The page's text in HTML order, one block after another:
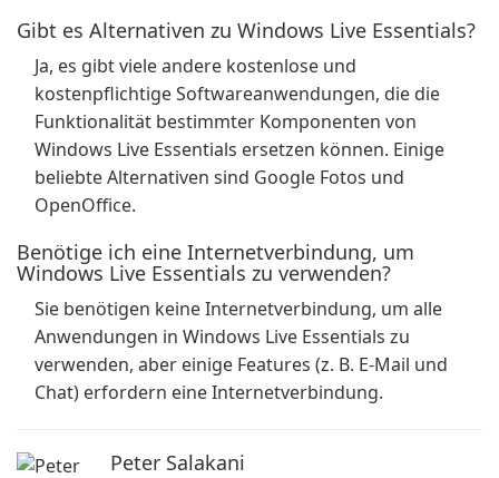
Gibt es Alternativen zu Windows Live Essentials?
Ja, es gibt viele andere kostenlose und
kostenpflichtige Softwareanwendungen, die die
Funktionalität bestimmter Komponenten von
Windows Live Essentials ersetzen können. Einige
beliebte Alternativen sind Google Fotos und
OpenOffice.
Benötige ich eine Internetverbindung, um
Windows Live Essentials zu verwenden?
Sie benötigen keine Internetverbindung, um alle
Anwendungen in Windows Live Essentials zu
verwenden, aber einige Features (z. B. E-Mail und
Chat) erfordern eine Internetverbindung.
Peter Salakani